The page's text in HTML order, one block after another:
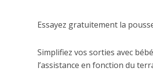
Essayez gratuitement la
Simplifiez vos sorties avec
l’assistance en fonction du